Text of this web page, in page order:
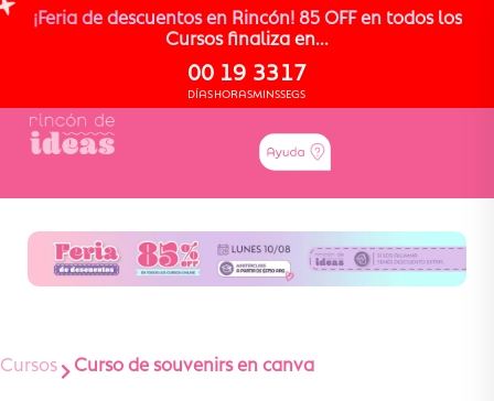
¡Feria de descuentos en Rincón! 85 OFF en todos los
Cursos finaliza en...
00
DÍAS
19
HORAS
33
MINS
16
SEGS
Cursos Curso de souvenirs en canva